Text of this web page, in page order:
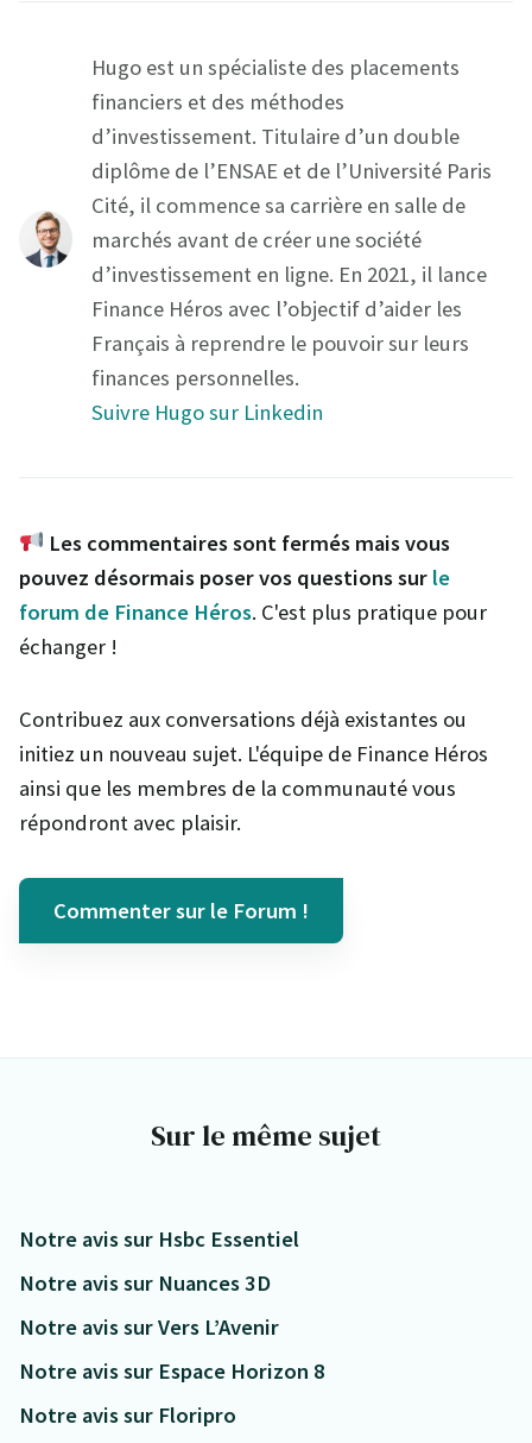
Hugo est un spécialiste des placements
financiers et des méthodes
d’investissement. Titulaire d’un double
diplôme de l’ENSAE et de l’Université Paris
Cité, il commence sa carrière en salle de
marchés avant de créer une société
d’investissement en ligne. En 2021, il lance
Finance Héros avec l’objectif d’aider les
Français à reprendre le pouvoir sur leurs
finances personnelles.
Suivre Hugo sur Linkedin
Les commentaires sont fermés mais vous
pouvez désormais poser vos questions sur le
forum de Finance Héros. C'est plus pratique pour
échanger !
Contribuez aux conversations déjà existantes ou
initiez un nouveau sujet. L'équipe de Finance Héros
ainsi que les membres de la communauté vous
répondront avec plaisir.
Commenter sur le Forum !
Sur le même sujet
Notre avis sur Hsbc Essentiel
Notre avis sur Nuances 3D
Notre avis sur Vers L’Avenir
Notre avis sur Espace Horizon 8
Notre avis sur Floripro